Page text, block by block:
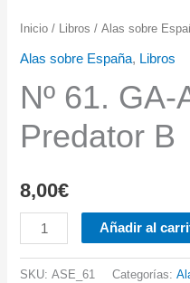
Inicio / Libros /Alas sobre
Alas sobre España, Libros
Nº 61.
Predator B
8,00€
61.
GA-
Añadir al
SKU:ASE_61 Categorías: